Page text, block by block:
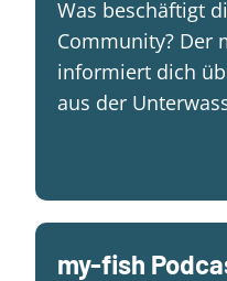
Was beschäftigt
Community? Der
informiert dich
aus der
my-fish